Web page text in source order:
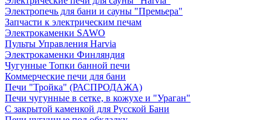
Электропечь для бани и сауны "Премьера"
Запчасти к электрическим печам
Электрокаменки SAWO
Пульты Управления Harvia
Электрокаменки Финляндия
Чугунные Топки банной печи
Коммерческие печи для бани
Печи "Тройка" (РАСПРОДАЖА)
Печи чугунные в сетке, в кожухе и "Ураган"
С закрытой каменкой для Русской Бани